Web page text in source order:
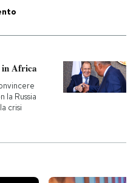
in Africa
la Russia
crisi